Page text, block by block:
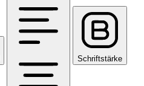
Schriftstärke